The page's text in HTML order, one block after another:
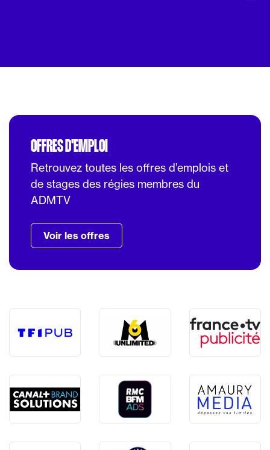
OFFRES D'EMPLOI
Retrouvez toutes les offres d’emplois et
de stages des régies membres du
ADMTV
Voir les offres